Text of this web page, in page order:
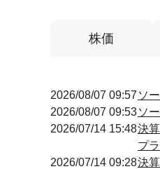
株価
2026/08/07 09:57 ソ
2026/08/07 09:53ソ
2026/07/14 15:48決
プ
2026/07/14 09:28決